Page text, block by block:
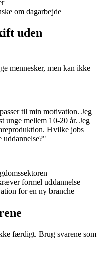
om dagarbejde
uden
mennesker, men kan ikke
til min motivation. Jeg
unge mellem 10-20 år. Jeg
Hvilke jobs
uddannelse?"
formel uddannelse
for en ny branche
færdigt. Brug svarene som